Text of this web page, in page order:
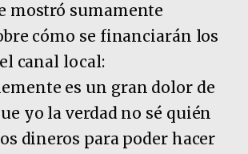
mostró sumamente
cómo se financiarán los
canal local:
es un gran dolor de
yo la verdad no sé quién
dineros para poder hacer